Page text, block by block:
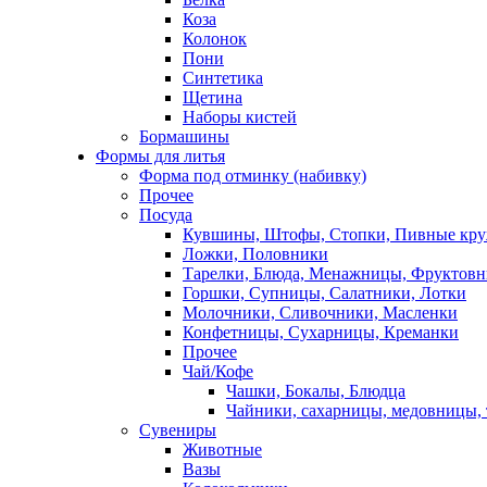
Коза
Колонок
Пони
Синтетика
Щетина
Наборы кистей
Бормашины
Формы для литья
Форма под отминку (набивку)
Прочее
Посуда
Кувшины, Штофы, Стопки, Пивные
Ложки, Половники
Тарелки, Блюда, Менажницы,
Горшки, Супницы, Салатники, Лотки
Молочники, Сливочники, Масленки
Конфетницы, Сухарницы, Креманки
Прочее
Чай/Кофе
Чашки, Бокалы, Блюдца
Чайники, сахарницы, медовницы,
Сувениры
Животные
Вазы